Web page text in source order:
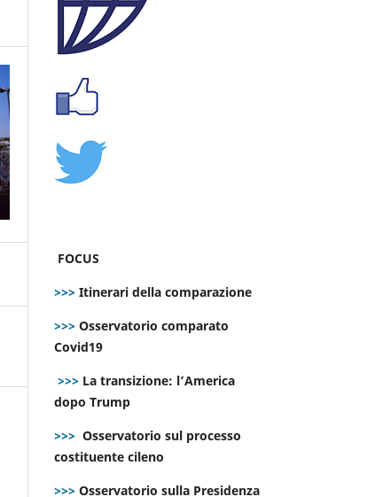
FOCUS
>>> Itinerari della comparazione
>>> Osservatorio comparato
Covid19
>>> La transizione: l’America
dopo Trump
>>> Osservatorio sul processo
costituente cileno
>>> Osservatorio sulla Presidenza